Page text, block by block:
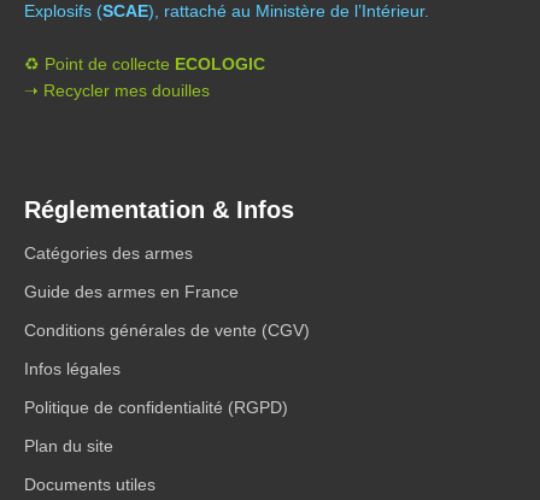
Explosifs (SCAE), rattaché au Ministère de l’Intérieur.
♻️ Point de collecte ECOLOGIC
➝ Recycler mes douilles
Réglementation & Infos
Catégories des armes
Guide des armes en France
Conditions générales de vente (CGV)
Infos légales
Politique de confidentialité (RGPD)
Plan du site
Documents utiles